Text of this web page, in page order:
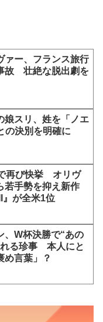
ァー、フランス旅行
故 壮絶な脱出劇を
娘スリ、姓を「ノエ
の決別を明確に
再び快挙 オリヴ
若手勢を抑え新作
』が全米1位
、W杯決勝で“あの
る珍事 本人にと
め言葉」？